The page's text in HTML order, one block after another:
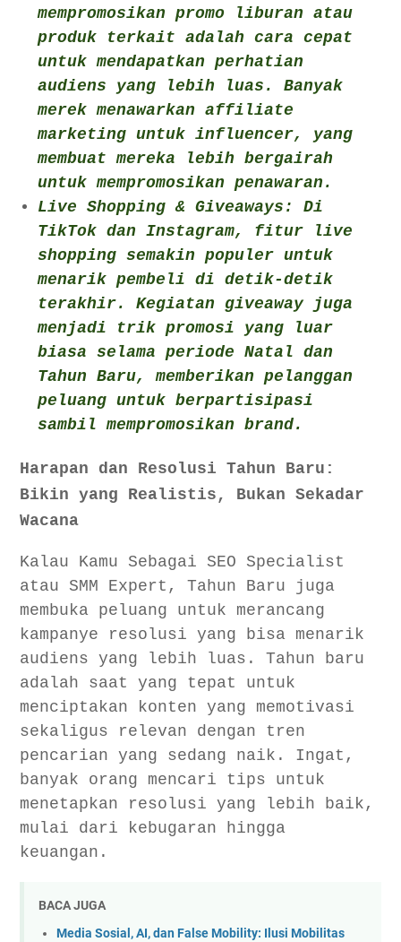
mempromosikan promo liburan atau
produk terkait adalah cara cepat
untuk mendapatkan perhatian
audiens yang lebih luas. Banyak
merek menawarkan affiliate
marketing untuk influencer, yang
membuat mereka lebih bergairah
untuk mempromosikan penawaran.
Live Shopping & Giveaways: Di
TikTok dan Instagram, fitur live
shopping semakin populer untuk
menarik pembeli di detik-detik
terakhir. Kegiatan giveaway juga
menjadi trik promosi yang luar
biasa selama periode Natal dan
Tahun Baru, memberikan pelanggan
peluang untuk berpartisipasi
sambil mempromosikan brand.
Harapan dan Resolusi Tahun Baru:
Bikin yang Realistis, Bukan Sekadar
Wacana
Kalau Kamu Sebagai SEO Specialist
atau SMM Expert, Tahun Baru juga
membuka peluang untuk merancang
kampanye resolusi yang bisa menarik
audiens yang lebih luas. Tahun baru
adalah saat yang tepat untuk
menciptakan konten yang memotivasi
sekaligus relevan dengan tren
pencarian yang sedang naik. Ingat,
banyak orang mencari tips untuk
menetapkan resolusi yang lebih baik,
mulai dari kebugaran hingga
keuangan.
BACA JUGA
Media Sosial, AI, dan False Mobility: Ilusi Mobilitas